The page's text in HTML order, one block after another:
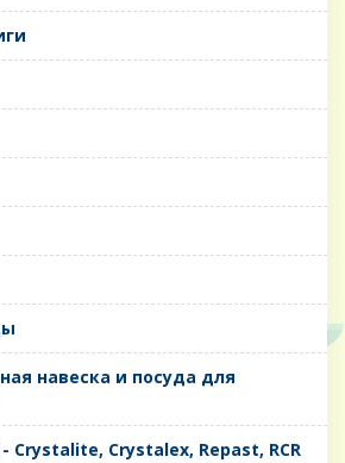
навеска и посуда для
Crystalite, Crystalex, Repast, RCR